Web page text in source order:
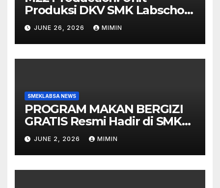
Produksi DKV SMK Labschool
Unesa 1 yang Siap Ambil
Peran di Berbagai Event
JUNE 26, 2026 MIMIN
SMEKLABSA NEWS
PROGRAM MAKAN BERGIZI
GRATIS Resmi Hadir di SMK
Labschool
JUNE 2, 2026 MIMIN